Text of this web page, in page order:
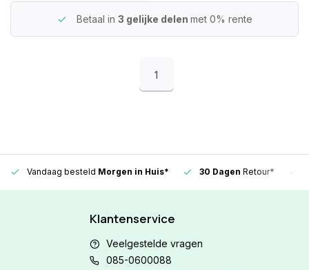
Betaal in 3 gelijke delen met 0% rente
1
Vandaag besteld Morgen in Huis* 30 Dagen Retour*
Klantenservice
Veelgestelde vragen
085-0600088